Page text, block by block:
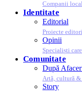
Companii
Identitate
Editorial
Proiecte
Opinii
Specialiști
Comunitate
După
Artă, cultură &
Story